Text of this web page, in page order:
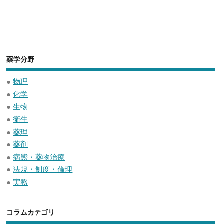
薬学分野
●物理
●化学
●生物
●衛生
●薬理
●薬剤
●病態・薬物治療
●法規・制度・倫理
●実務
コラムカテゴリ